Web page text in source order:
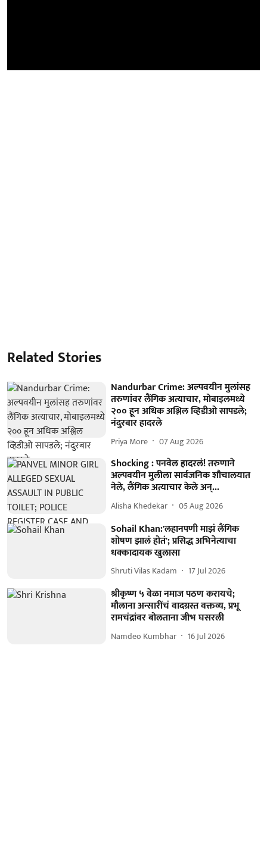
Related Stories
Nandurbar Crime: अल्पवयीन मुलांसह
तरुणांवर लैंगिक अत्याचार, मोबाइलमध्ये
२०० हून अधिक अश्लिल व्हिडीओ सापडले;
नंदुरबार हादरले
Priya More 07 Aug 2026
Shocking : पनवेल हादरलं! तरुणाने
अल्पवयीन मुलीला सार्वजनिक शौचालयात
नेले, लैंगिक अत्याचार केले अन्...
Alisha Khedekar 05 Aug 2026
Sohail Khan:'लहानपणी माझं लैंगिक
शोषण झालं होतं'; प्रसिद्ध अभिनेत्याचा
धक्कादायक खुलासा
Shruti Vilas Kadam 17 Jul 2026
श्रीकृष्ण ५ वेळा नमाज पठण करायचे;
मौलाना अन्सारींचं वादग्रस्त वक्तव्य, प्रभू
रामचंद्रांवर बोलताना जीभ घसरली
Namdeo Kumbhar 16 Jul 2026